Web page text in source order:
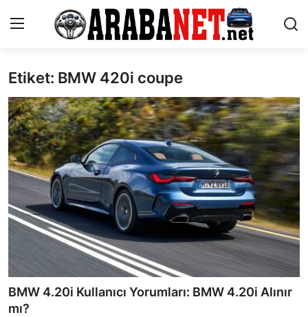
Giriş yapmak Kayıt olmak
Anasayfa
İletişim
Araba Markaları
Paketler
Karşılaştırmalar
Kronik Sorunlar
Bakım & Arıza Çözümleri
Etiket: BMW 420i coupe
BMW 4.20i Kullanıcı Yorumları: BMW 4.20i Alınır
mı?